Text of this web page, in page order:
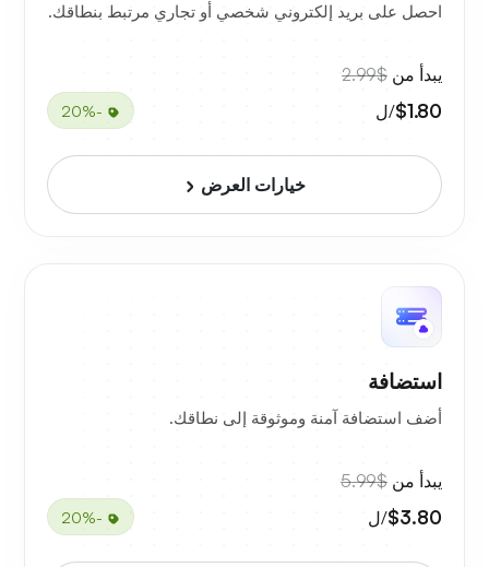
احصل على بريد إلكتروني شخصي أو تجاري مرتبط بنطاقك.
يبدأ من $2.99
$1.80/ل -20%
خيارات العرض
استضافة
أضف استضافة آمنة وموثوقة إلى نطاقك.
يبدأ من $5.99
$3.80/ل -20%